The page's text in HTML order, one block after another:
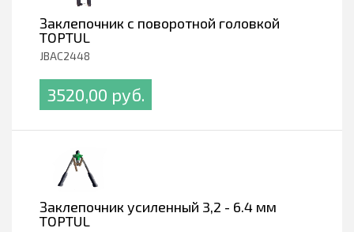
Заклепочник с поворотной головкой
TOPTUL
JBAC2448
3520,00 pуб.
Заклепочник усиленный 3,2 - 6.4 мм
TOPTUL